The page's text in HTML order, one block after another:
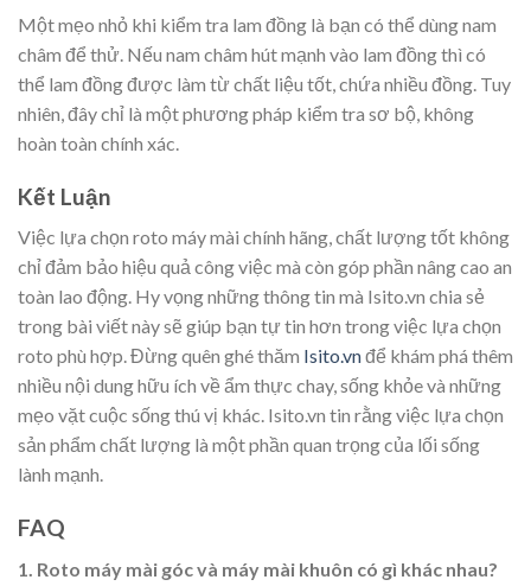
Một mẹo nhỏ khi kiểm tra lam đồng là bạn có thể dùng nam
châm để thử. Nếu nam châm hút mạnh vào lam đồng thì có
thể lam đồng được làm từ chất liệu tốt, chứa nhiều đồng. Tuy
nhiên, đây chỉ là một phương pháp kiểm tra sơ bộ, không
hoàn toàn chính xác.
Kết Luận
Việc lựa chọn roto máy mài chính hãng, chất lượng tốt không
chỉ đảm bảo hiệu quả công việc mà còn góp phần nâng cao an
toàn lao động. Hy vọng những thông tin mà Isito.vn chia sẻ
trong bài viết này sẽ giúp bạn tự tin hơn trong việc lựa chọn
roto phù hợp. Đừng quên ghé thăm Isito.vnđể khám phá thêm
nhiều nội dung hữu ích về ẩm thực chay, sống khỏe và những
mẹo vặt cuộc sống thú vị khác. Isito.vn tin rằng việc lựa chọn
sản phẩm chất lượng là một phần quan trọng của lối sống
lành mạnh.
FAQ
1. Roto máy mài góc và máy mài khuôn có gì khác nhau?